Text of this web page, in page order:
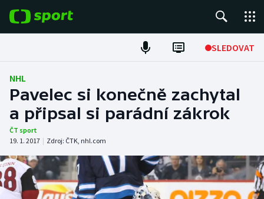
SLEDOVAT
Fotbal
Hokej
Tenis
Atletika
Cyklistika
NHL
Pavelec si konečně zachytal
a připsal si parádní zákrok
ČT sport
19. 1. 2017 | Zdroj: ČTK, nhl.com